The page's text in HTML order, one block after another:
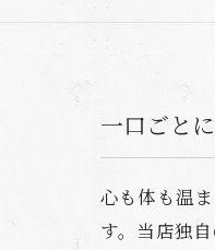
一口ごと
心も体も温
す。当店独